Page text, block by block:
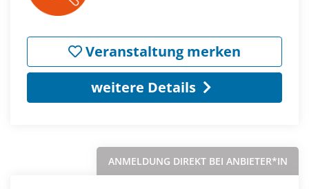
Veranstaltung merken
weitere Details
ANMELDUNG DIREKT BEI ANBIETER*IN